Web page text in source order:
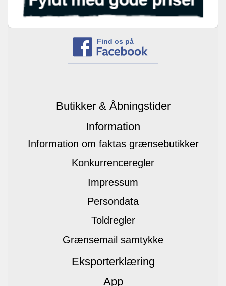
Find os på
Butikker & Åbningstider
Information
Information om faktas grænsebutikker
Konkurrenceregler
Impressum
Persondata
Toldregler
Grænsemail samtykke
Eksporterklæring
App